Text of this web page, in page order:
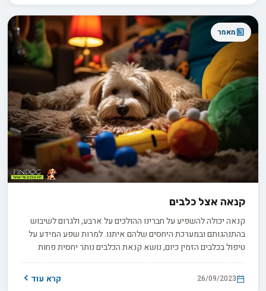
מאמר
קנאה אצל כלבים
קנאה יכולה להשפיע על חברינו ההולכים על ארבע, ולגרום לשיבוש
בהתנהגותם ובמערכת היחסים שלהם איתנו. למרות שפע המידע על
טיפול בכלבים הזמין כיום, נושא קנאת הכלבים נותר יחסית פחות
נחקר, מה שמשאיר בעלי חיות מחמד רבים לא בטוחים כיצד לטפל בו.
לכן, המדריך המקיף הזה מאיר את נושא קנאת הכלבים - תופעה
מרתקת לא פחות משהיא מאתגרת.
26/09/2023 קרא עוד